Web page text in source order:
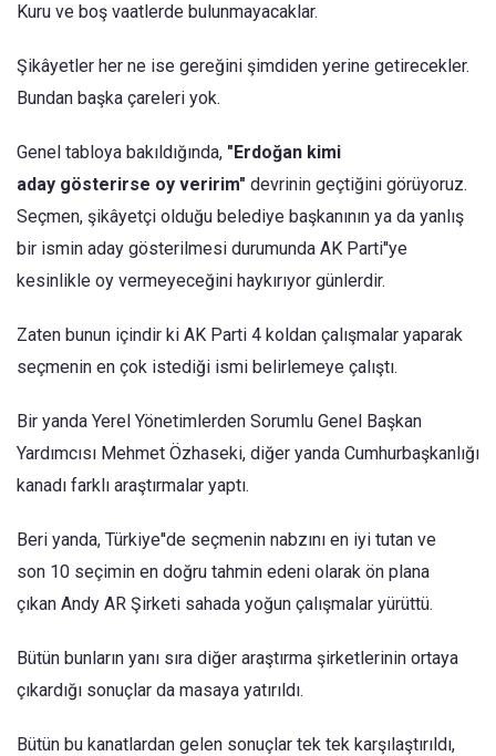
Kuru ve boş vaatlerde bulunmayacaklar.
Şikâyetler her ne ise gereğini şimdiden yerine getirecekler.
Bundan başka çareleri yok.
Genel tabloya bakıldığında, "Erdoğan kimi
aday gösterirse oy veririm" devrinin geçtiğini görüyoruz.
Seçmen, şikâyetçi olduğu belediye başkanının ya da yanlış
bir ismin aday gösterilmesi durumunda AK Parti''ye
kesinlikle oy vermeyeceğini haykırıyor günlerdir.
Zaten bunun içindir ki AK Parti 4 koldan çalışmalar yaparak
seçmenin en çok istediği ismi belirlemeye çalıştı.
Bir yanda Yerel Yönetimlerden Sorumlu Genel Başkan
Yardımcısı Mehmet Özhaseki, diğer yanda Cumhurbaşkanlığı
kanadı farklı araştırmalar yaptı.
Beri yanda, Türkiye''de seçmenin nabzını en iyi tutan ve
son 10 seçimin en doğru tahmin edeni olarak ön plana
çıkan Andy AR Şirketi sahada yoğun çalışmalar yürüttü.
Bütün bunların yanı sıra diğer araştırma şirketlerinin ortaya
çıkardığı sonuçlar da masaya yatırıldı.
Bütün bu kanatlardan gelen sonuçlar tek tek karşılaştırıldı,